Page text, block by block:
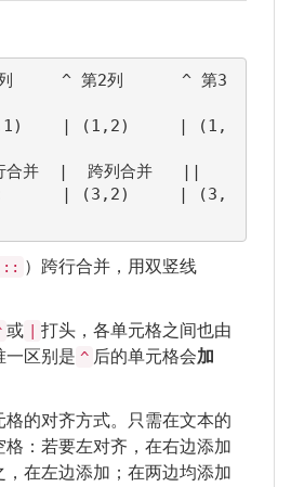
^ 第2列      ^ 第3
| (1,2)     | (1,
合并  |  跨列合并   ||
| (3,2)     | (3,
）跨行合并，用双竖线
或 | 打头，各单元格之间也由
一区别是 ^ 后的单元格会加
格的对齐方式。只需在文本的
格：若要左对齐，在右边添加
在左边添加；在两边均添加